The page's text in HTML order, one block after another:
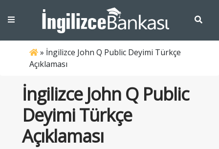
» İngilizce John Q Public Deyimi Türkçe
Açıklaması
İngilizce John Q Public
Deyimi Türkçe
Açıklaması